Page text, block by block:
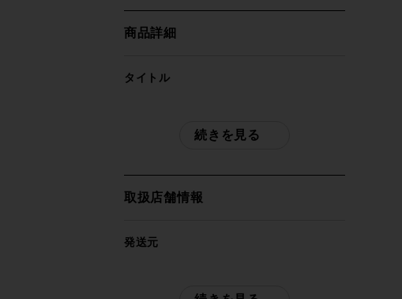
商品詳細
タイトル
CHORUS12 2021~2022年継続モデル カ
自転車種
続きを見る
取扱店舗情報
発送元